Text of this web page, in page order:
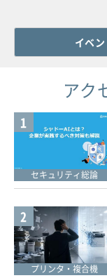
イベ
アク
1
セキュリティ総論
2
プリンタ・複合機